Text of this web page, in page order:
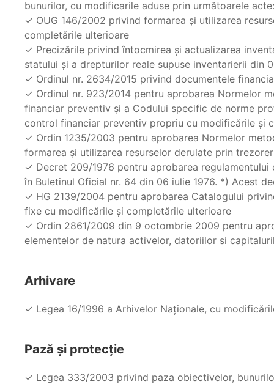
bunurilor, cu modificarile aduse prin următoarele
✓ OUG 146/2002 privind formarea şi utilizarea
completările ulterioare
✓ Precizările privind întocmirea și actualizarea
statului și a drepturilor reale supuse inventarierii din
✓ Ordinul nr. 2634/2015 privind documentele
✓ Ordinul nr. 923/2014 pentru aprobarea Normelor
financiar preventiv și a Codului specific de norme
control financiar preventiv propriu cu modificările şi
✓ Ordin 1235/2003 pentru aprobarea Normelor
formarea şi utilizarea resurselor derulate prin
✓ Decret 209/1976 pentru aprobarea
în Buletinul Oficial nr. 64 din 06 iulie 1976. *) Acest
✓ HG 2139/2004 pentru aprobarea Catalogului
fixe cu modificările şi completările ulterioare
✓ Ordin 2861/2009 din 9 octombrie 2009 pentru
elementelor de natura activelor, datoriilor si
Arhivare
✓ Legea 16/1996 a Arhivelor Naţionale, cu
Pază şi protecţie
✓ Legea 333/2003 privind paza obiectivelor,